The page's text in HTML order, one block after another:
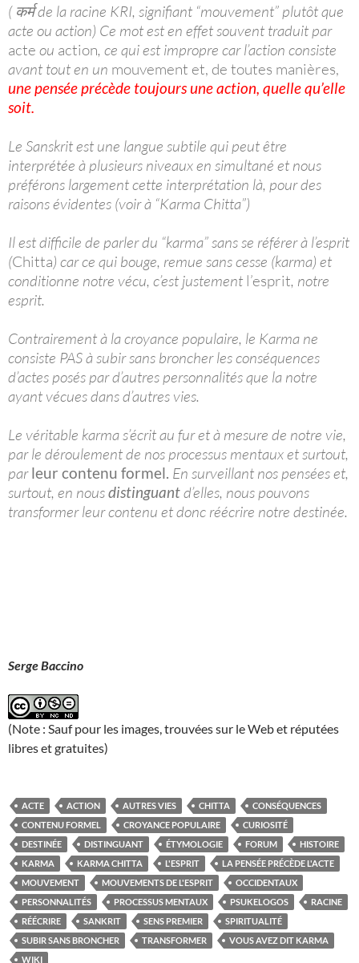
( कर्म de la racine KRI, signifiant “mouvement” plutôt que
acte ou action) Ce mot est en effet souvent traduit par
acte ou action, ce qui est impropre car l’action consiste
avant tout en un mouvement et, de toutes manières,
une pensée précède toujours une action, quelle qu’elle
soit.
Le Sanskrit est une langue subtile qui peut être
interprétée à plusieurs niveaux en simultané et nous
préférons largement cette interprétation là, pour des
raisons évidentes (voir à “Karma Chitta”)
Il est difficile de parler du “karma” sans se référer à l’esprit
(Chitta) car ce qui bouge, remue sans cesse (karma) et
conditionne notre vécu, c’est justement l’esprit, notre
esprit.
Contrairement à la croyance populaire, le Karma ne
consiste PAS à subir sans broncher les conséquences
d’actes posés par d’autres personnalités que la notre
ayant vécues dans d’autres vies.
Le véritable karma s’écrit au fur et à mesure de notre vie,
par le déroulement de nos processus mentaux et surtout,
parleur contenu formel. En surveillant nos pensées et,
surtout, en nousdistinguantd’elles, nous pouvons
transformer leur contenu et donc réécrire notre destinée.
Serge Baccino
(Note : Sauf pour les images, trouvées sur le Web et réputées
libres et gratuites)
ACTE ACTION AUTRES VIES CHITTA
CONSÉQUENCES
CONTENU FORMEL
CROYANCE POPULAIRE
CURIOSITÉ
DESTINÉE
DISTINGUANT ÉTYMOLOGIE FORUM
HISTOIRE
KARMA
KARMA CHITTA L'ESPRIT
LA PENSÉE PRÉCÈDE L'ACTE
MOUVEMENT
MOUVEMENTS DE L'ESPRIT
OCCIDENTAUX
PERSONNALITÉS
PROCESSUS MENTAUX PSUKELOGOS
RACINE
RÉÉCRIRE
SANKRIT SENS PREMIER
SPIRITUALITÉ
SUBIR SANS BRONCHER
TRANSFORMER
VOUS AVEZ DIT KARMA
WIKI